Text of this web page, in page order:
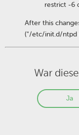
restrict -6
After this
("/etc/init.d/ntpd
War
Ja